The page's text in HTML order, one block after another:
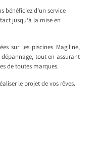
bénéficiez d’un service
jusqu’à la mise en
sur les piscines Magiline,
tout en assurant
de toutes marques.
le projet de vos rêves.